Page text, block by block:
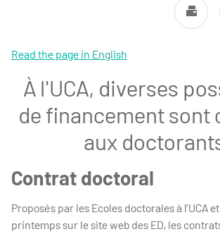
Read the page in English
À l'UCA, diverses
de financement sont
aux
Contrat doctoral
Proposés par les Ecoles doctorales à l’UCA
printemps sur le site web des ED, les